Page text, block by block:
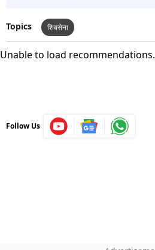
Topics शिवसेना
Unable to load recommendations.
Follow Us